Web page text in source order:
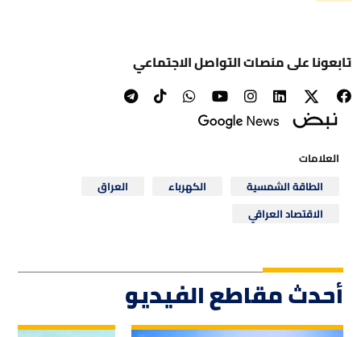
تابعونا على منصات التواصل الاجتماعي
العلامات
الطاقة الشمسية
الكهرباء
العراق
الاقتصاد العراقي
أحدث مقاطع الفيديو